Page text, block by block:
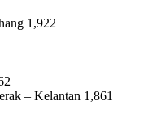
1,922
– Kelantan 1,861